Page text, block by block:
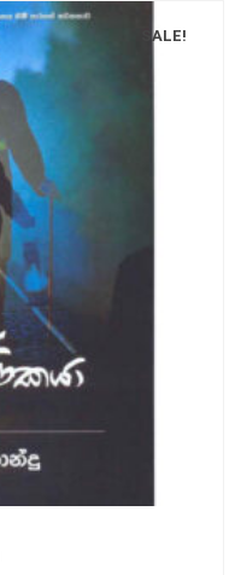
SALE!